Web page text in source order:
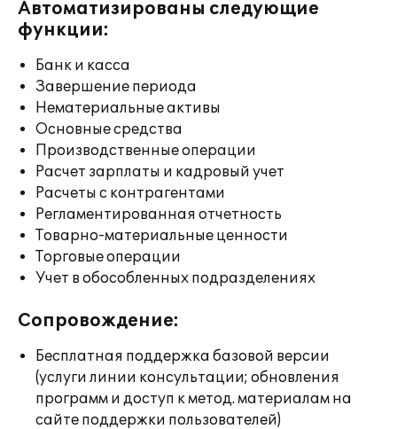
Автоматизированы следующие
функции:
Банк и касса
Завершение периода
Нематериальные активы
Основные средства
Производственные операции
Расчет зарплаты и кадровый учет
Расчеты с контрагентами
Регламентированная отчетность
Товарно-материальные ценности
Торговые операции
Учет в обособленных подразделениях
Сопровождение:
Бесплатная поддержка базовой версии
(услуги линии консультации; обновления
программ и доступ к метод. материалам на
сайте поддержки пользователей)